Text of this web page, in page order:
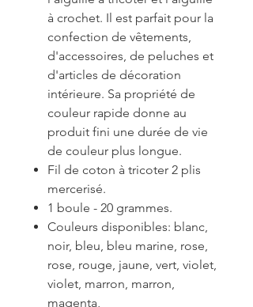
à crochet. Il est parfait pour la
confection de vêtements,
d'accessoires, de peluches et
d'articles de décoration
intérieure. Sa propriété de
couleur rapide donne au
produit fini une durée de vie
de couleur plus longue.
Fil de coton à tricoter 2 plis
mercerisé.
1 boule - 20 grammes.
Couleurs disponibles: blanc,
noir, bleu, bleu marine, rose,
rose, rouge, jaune, vert, violet,
violet, marron, marron,
magenta,